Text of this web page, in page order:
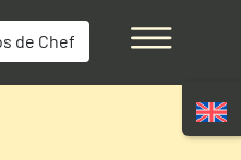
de Chef